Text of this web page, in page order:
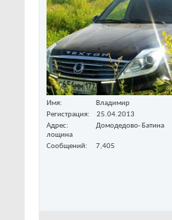
Имя
Владимир
Регистрация
25.04.2013
Адрес
Домодедово- Батина
лощина
Сообщений
7,405